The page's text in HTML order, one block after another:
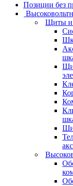
Позиции без
Щиты и